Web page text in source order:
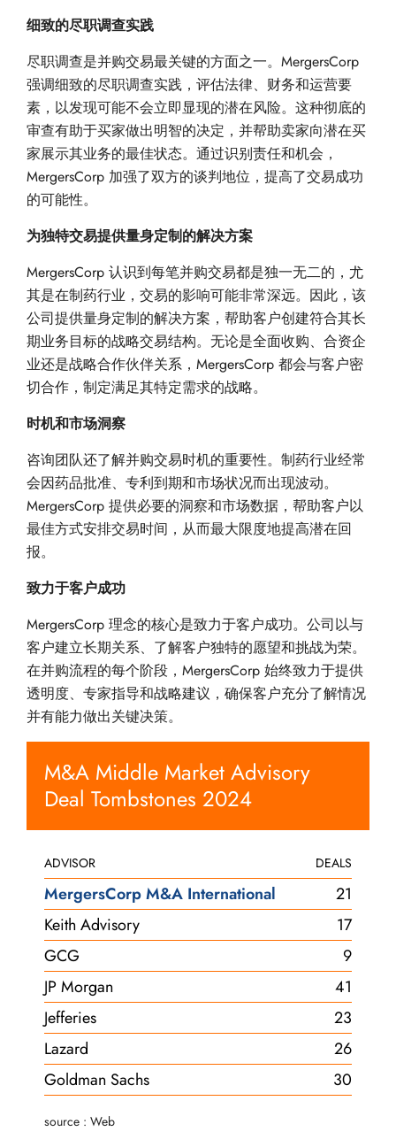
细致的尽职调查实践
尽职调查是并购交易最关键的方面之一。MergersCorp
强调细致的尽职调查实践，评估法律、财务和运营要
素，以发现可能不会立即显现的潜在风险。这种彻底的
审查有助于买家做出明智的决定，并帮助卖家向潜在买
家展示其业务的最佳状态。通过识别责任和机会，
MergersCorp 加强了双方的谈判地位，提高了交易成功
的可能性。
为独特交易提供量身定制的解决方案
MergersCorp 认识到每笔并购交易都是独一无二的，尤
其是在制药行业，交易的影响可能非常深远。因此，该
公司提供量身定制的解决方案，帮助客户创建符合其长
期业务目标的战略交易结构。无论是全面收购、合资企
业还是战略合作伙伴关系，MergersCorp 都会与客户密
切合作，制定满足其特定需求的战略。
时机和市场洞察
咨询团队还了解并购交易时机的重要性。制药行业经常
会因药品批准、专利到期和市场状况而出现波动。
MergersCorp 提供必要的洞察和市场数据，帮助客户以
最佳方式安排交易时间，从而最大限度地提高潜在回
报。
致力于客户成功
MergersCorp 理念的核心是致力于客户成功。公司以与
客户建立长期关系、了解客户独特的愿望和挑战为荣。
在并购流程的每个阶段，MergersCorp 始终致力于提供
透明度、专家指导和战略建议，确保客户充分了解情况
并有能力做出关键决策。
M&A Middle Market Advisory
Deal Tombstones 2024
ADVISOR DEALS
MergersCorp M&A International
21
Keith Advisory
17
GCG
9
JP Morgan
41
Jefferies
23
Lazard
26
Goldman Sachs
30
source : Web